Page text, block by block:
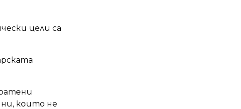
цели са
които не